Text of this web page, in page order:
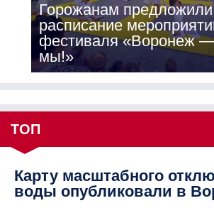
Горожанам предложили
расписание
фестиваля «Воронеж
мы!»
ТОП
Карту масштабного
воды опубликовали в